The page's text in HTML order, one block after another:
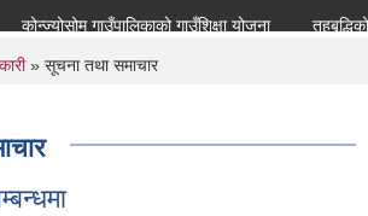
कोन्ज्योसोम गाउँपालिकाको गाउँशिक्षा योजना
» सूचना तथा समाचार